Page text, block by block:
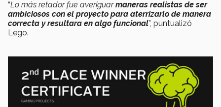
“Lo más retador fue averiguarmaneras realistas de ser
ambiciosos con el proyecto para aterrizarlo de manera
correcta y resultara en algo funcional”, puntualizó
Lego.